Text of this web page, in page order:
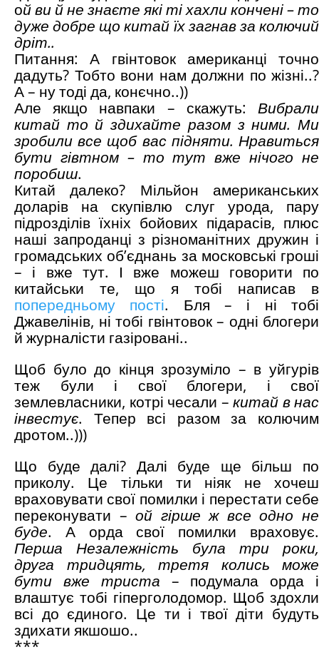
ой ви й не знаєте які ті хахли кончені – то
дуже добре що китай їх загнав за колючий
дріт..
Питання: А гвінтовок американці точно
дадуть? Тобто вони нам должни по жізні..?
А – ну тоді да, конєчно..))
Але якщо навпаки – скажуть: Вибрали
китай то й здихайте разом з ними. Ми
зробили все щоб вас підняти. Нравиться
бути гівтном – то тут вже нічого не
поробиш.
Китай далеко? Мільйон американських
доларів на скупівлю слуг урода, пару
підрозділів їхніх бойових підарасів, плюс
наші запроданці з різноманітних дружин і
громадських об’єднань за московські гроші
– і вже тут. І вже можеш говорити по
китайськи те, що я тобі написав в
попередньому пості. Бля – і ні тобі
Джавелінів, ні тобі гвінтовок – одні блогери
й журналісти газіровані..
Щоб було до кінця зрозуміло – в уйгурів
теж були і свої блогери, і свої
землевласники, котрі чесали – китай в нас
інвестує. Тепер всі разом за колючим
дротом..)))
Що буде далі? Далі буде ще більш по
приколу. Це тільки ти ніяк не хочеш
враховувати свої помилки і перестати себе
переконувати –ой гірше ж все одно не
буде. А орда свої помилки враховує.
Перша Незалежність була три роки,
друга тридцять, третя колись може
бути вже триста – подумала орда і
влаштує тобі гіперголодомор. Щоб здохли
всі до єдиного. Це ти і твої діти будуть
здихати якшошо..
***